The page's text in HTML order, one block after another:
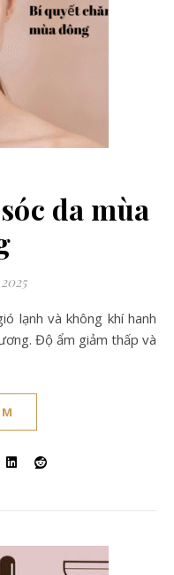
da mùa
Độ ẩm giảm thấp và